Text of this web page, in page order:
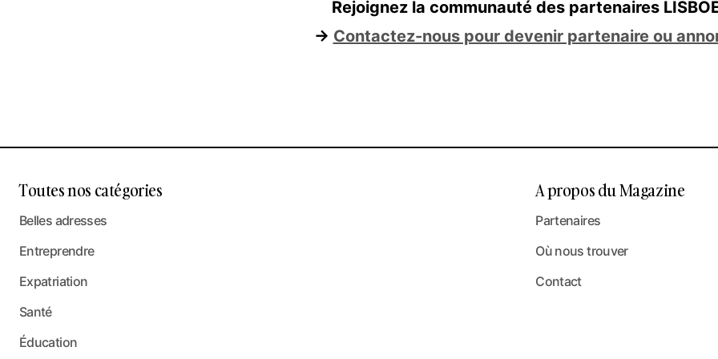
Rejoignez la communauté des partenaires
→ Contactez-nous pour devenir partenaire ou
Toutes nos catégories
Belles adresses
Entreprendre
Expatriation
Santé
Éducation
A propos du Magazine
Partenaires
Où nous trouver
Contact